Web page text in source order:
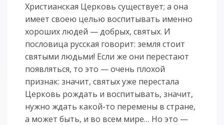
Христианская Церковь существует; а она
имеет своею целью воспитывать именно
хороших людей — добрых, святых. И
пословица русская говорит: земля стоит
святыми людьми! Если же они перестают
появляться, то это — очень плохой
признак: значит, святых уже перестала
Церковь рождать и воспитывать, значит,
нужно ждать какой-то перемены в стране,
а может быть, и во всем мире… Но это —